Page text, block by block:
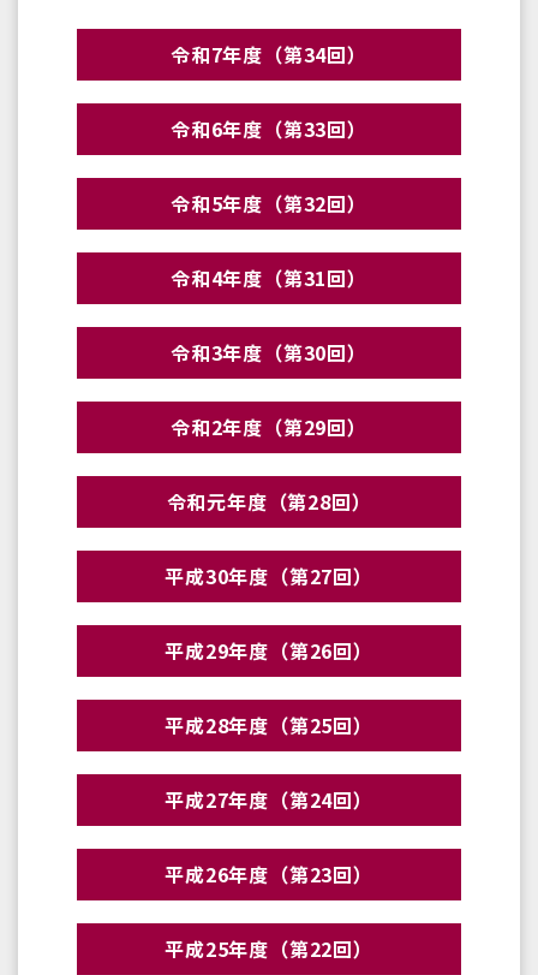
令和7年度（第34回）
令和6年度（第33回）
令和5年度（第32回）
令和4年度（第31回）
令和3年度（第30回）
令和2年度（第29回）
令和元年度（第28回）
平成30年度（第27回）
平成29年度（第26回）
平成28年度（第25回）
平成27年度（第24回）
平成26年度（第23回）
平成25年度（第22回）